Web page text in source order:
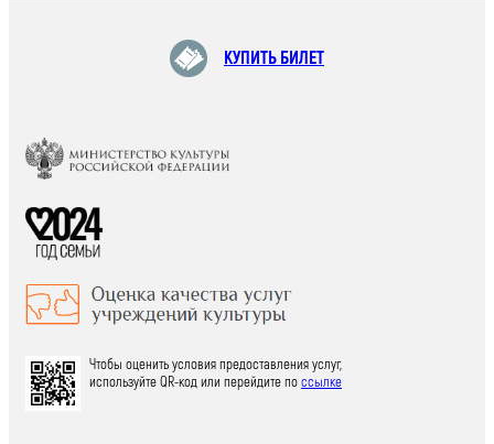
КУПИТЬ БИЛЕТ
Чтобы оценить условия предоставления услуг,
используйте QR-код или перейдите поссылке